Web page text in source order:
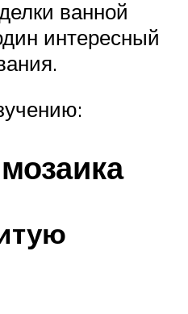
ванной
интересный